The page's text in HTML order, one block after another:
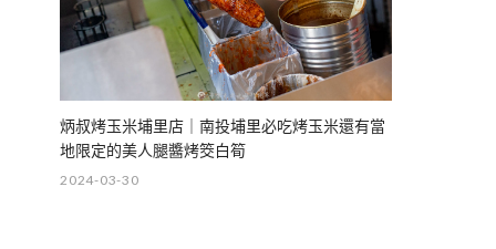
炳叔烤玉米埔里店｜南投埔里必吃烤玉米還有當
地限定的美人腿醬烤筊白筍
2024-03-30